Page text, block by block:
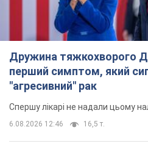
Відпустка Лесі Нікітюк у
обернулася скандалом:
несправедливо захейтили
Знаменитість вийшла на пряму
мережі та розставила всі крапки
6.08.2026 17:32 13,2 т.
кваліфікації Ліги